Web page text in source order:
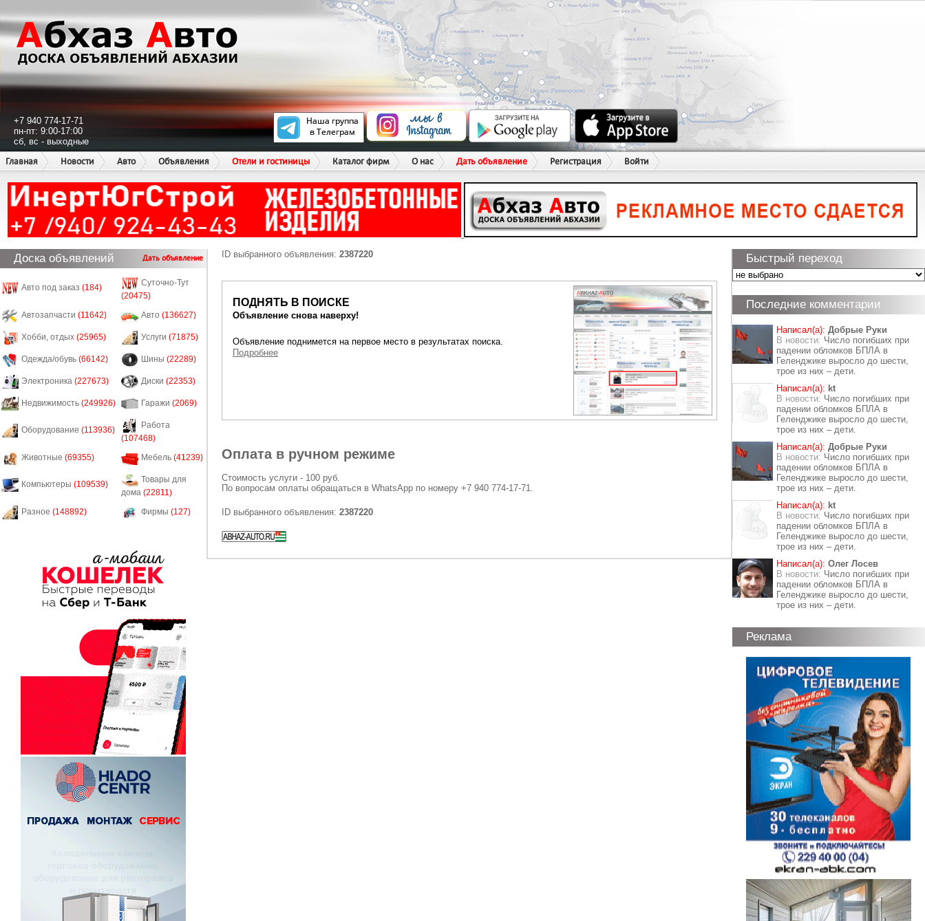
+7 940 774-17-71
пн-пт: 9:00-17:00
сб, вс - выходные
Главная
Новости Авто Объявления Отели и гостиницы Каталог фирм О нас Дать объявление Регистрация Войти
Доска объявлений Дать объявление
Авто под заказ (184)
Суточно-Тут
(20475)
Автозапчасти (11642) Авто (136627)
Хобби, отдых (25965) Услуги (71875)
Одежда/обувь (66142) Шины (22289)
Электроника (227673) Диски (22353)
Недвижимость (249926) Гаражи (2069)
Оборудование (113936)
Работа
(107468)
Животные (69355) Мебель (41239)
Компьютеры (109539)
Товары для
дома (22811)
Разное (148892) Фирмы (127)
ID выбранного объявления: 2387220
ПОДНЯТЬ В ПОИСКЕ
Объявление снова наверху!
Объявление поднимется на первое место в результатах поиска.
Подробнее
Оплата в ручном режиме
Стоимость услуги - 100 руб.
По вопросам оплаты обращаться в WhatsApp по номеру +7 940 774-17-71.
ID выбранного объявления: 2387220
Быстрый переход
Последние комментарии
Написал(а): Добрые Руки
В новости: Число погибших при
падении обломков БПЛА в
Геленджике выросло до шести,
трое из них – дети.
Написал(а): kt
В новости: Число погибших при
падении обломков БПЛА в
Геленджике выросло до шести,
трое из них – дети.
Написал(а): Добрые Руки
В новости: Число погибших при
падении обломков БПЛА в
Геленджике выросло до шести,
трое из них – дети.
Написал(а): kt
В новости: Число погибших при
падении обломков БПЛА в
Геленджике выросло до шести,
трое из них – дети.
Написал(а): Олег Лосев
В новости: Число погибших при
падении обломков БПЛА в
Геленджике выросло до шести,
трое из них – дети.
Реклама